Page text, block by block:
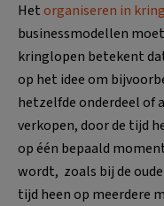
Hetorganiseren in
businessmodellen
kringlopen betekent
op het idee om
hetzelfde onderdeel of
verkopen, door de tijd
op één bepaald
wordt, zoals bij de
tijd heen op meerdere